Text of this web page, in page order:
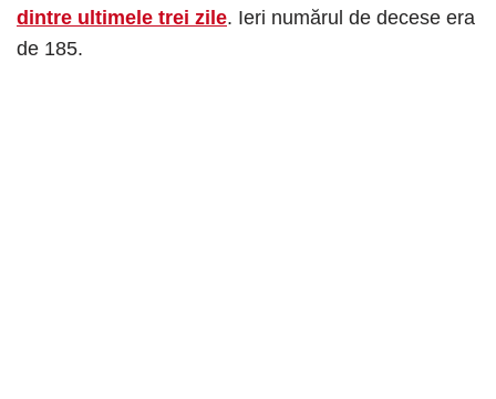
dintre ultimele trei zile. Ieri numărul de decese era
de 185.